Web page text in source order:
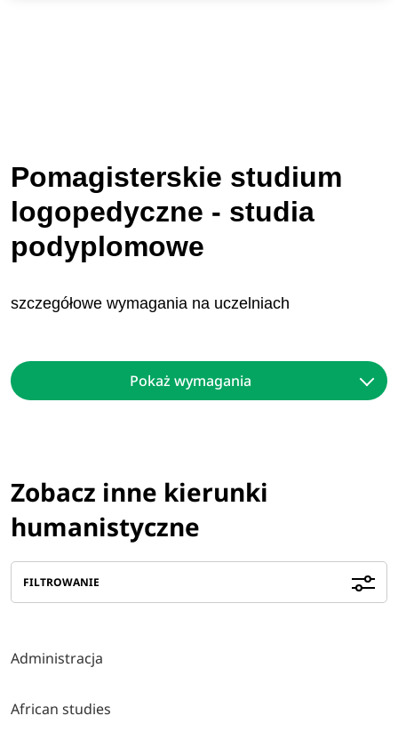
Pomagisterskie studium
logopedyczne - studia
podyplomowe
szczegółowe wymagania na uczelniach
Pokaż wymagania
Zobacz inne kierunki
humanistyczne
FILTROWANIE
Administracja
African studies